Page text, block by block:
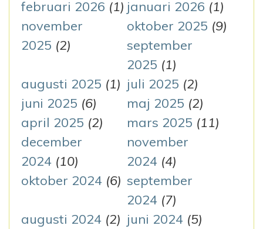
:
februari 2026 (1) januari 2026 (1)
november
2025 (2)
oktober 2025 (9)
september
2025 (1)
augusti 2025 (1) juli 2025 (2)
juni 2025 (6) maj 2025 (2)
april 2025 (2) mars 2025 (11)
december
2024 (10)
november
2024 (4)
oktober 2024 (6) september
2024 (7)
augusti 2024 (2) juni 2024 (5)